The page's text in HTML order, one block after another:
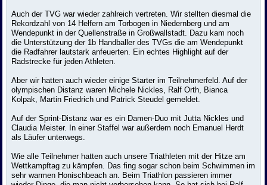
Auch der TVG war wieder zahlreich vertreten. Wir stellten diesmal die
Rekordzahl von 14 Helfern am Torbogen in Niedernberg und am
Wendepunkt in der Quellenstraße in Großwallstadt. Dazu kam noch
die Unterstützung der 1b Handballer des TVGs die am Wendepunkt
die Radfahrer lautstark anfeuerten. Ein echtes Highlight auf der
Radstrecke für jeden Athleten.
Aber wir hatten auch wieder einige Starter im Teilnehmerfeld. Auf der
olympischen Distanz waren Michele Nickles, Ralf Orth, Bianca
Kolpak, Martin Friedrich und Patrick Steudel gemeldet.
Auf der Sprint-Distanz war es ein Damen-Duo mit Jutta Nickles und
Claudia Meister. In einer Staffel war außerdem noch Emanuel Herdt
als Läufer unterwegs.
Wie alle Teilnehmer hatten auch unsere Triathleten mit der Hitze am
Wettkampftag zu kämpfen. Das fing sogar schon beim Schwimmen im
sehr warmen Honischbeach an. Beim Triathlon passieren immer